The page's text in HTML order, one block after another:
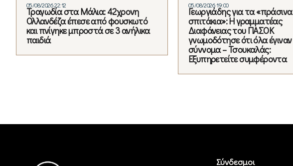
05/08/2026 22:12
Τραγωδία στα Μάλια: 42χρονη
Ολλανδέζα έπεσε από φουσκωτό
και πνίγηκε μπροστά σε 3 ανήλικα
παιδιά
05/08/2026 19:00
Γεωργιάδης για τα «πράσινα
σπιτάκια»: Η γραμματέας
Διαφάνειας του ΠΑΣΟΚ
γνωμοδότησε ότι όλα έγιναν
σύννομα – Τσουκαλάς:
Εξυπηρετείτε συμφέροντα
Σύνδεσμοι